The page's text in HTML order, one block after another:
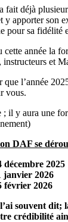
fait déjà
y apporter son
pour sa fidélité
cette année la
instructeurs et
que l’année
vous.
; il y aura une
DAF se
décembre 2025
janvier 2026
février 2026
souvent
crédibilité